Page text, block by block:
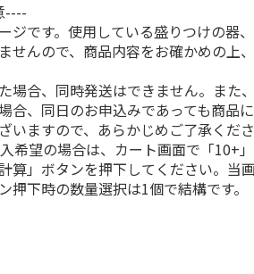
----
ジです。使用している盛りつけの器
せんので、商品内容をお確かめの上
場合、同時発送はできません。また
合、同日のお申込みであっても商品
いますので、あらかじめご了承くださ
希望の場合は、カート画面で「10+
算」ボタンを押下してください。当
押下時の数量選択は1個で結構です。